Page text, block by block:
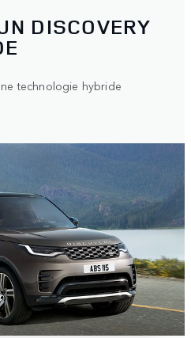
DISCOVERY
technologie hybride